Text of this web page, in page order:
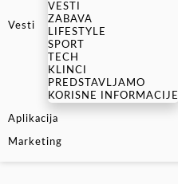
Vesti
VESTI
ZABAVA
LIFESTYLE
SPORT
TECH
KLINCI
PREDSTAVLJAMO
KORISNE INFORMACIJE
Aplikacija
Marketing